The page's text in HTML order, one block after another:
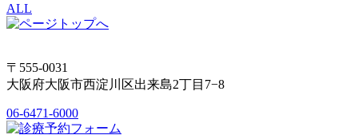
ALL
〒555-0031
大阪府大阪市西淀川区出来島2丁目7−8
06-6471-6000